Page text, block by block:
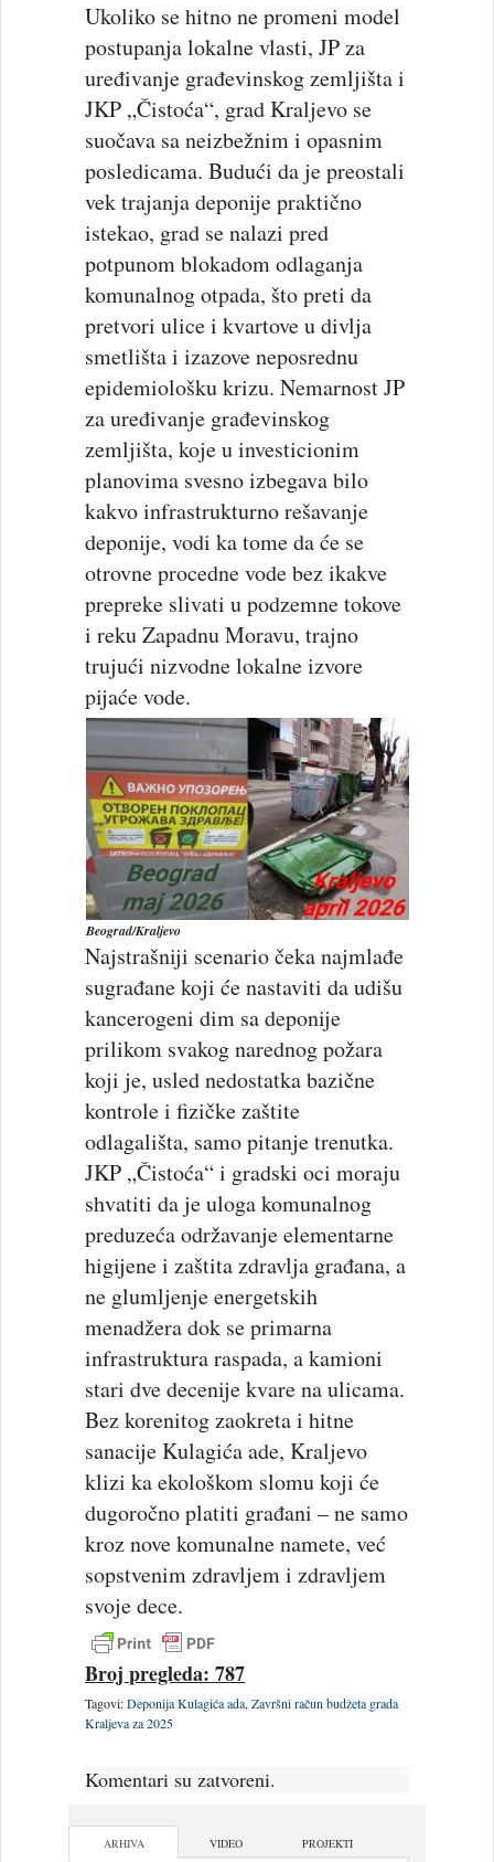
Ukoliko se hitno ne promeni model
postupanja lokalne vlasti, JP za
uređivanje građevinskog zemljišta i
JKP „Čistoća“, grad Kraljevo se
suočava sa neizbežnim i opasnim
posledicama. Budući da je preostali
vek trajanja deponije praktično
istekao, grad se nalazi pred
potpunom blokadom odlaganja
komunalnog otpada, što preti da
pretvori ulice i kvartove u divlja
smetlišta i izazove neposrednu
epidemiološku krizu. Nemarnost JP
za uređivanje građevinskog
zemljišta, koje u investicionim
planovima svesno izbegava bilo
kakvo infrastrukturno rešavanje
deponije, vodi ka tome da će se
otrovne procedne vode bez ikakve
prepreke slivati u podzemne tokove
i reku Zapadnu Moravu, trajno
trujući nizvodne lokalne izvore
pijaće vode.
Beograd/Kraljevo
Najstrašniji scenario čeka najmlađe
sugrađane koji će nastaviti da udišu
kancerogeni dim sa deponije
prilikom svakog narednog požara
koji je, usled nedostatka bazične
kontrole i fizičke zaštite
odlagališta, samo pitanje trenutka.
JKP „Čistoća“ i gradski oci moraju
shvatiti da je uloga komunalnog
preduzeća održavanje elementarne
higijene i zaštita zdravlja građana, a
ne glumljenje energetskih
menadžera dok se primarna
infrastruktura raspada, a kamioni
stari dve decenije kvare na ulicama.
Bez korenitog zaokreta i hitne
sanacije Kulagića ade, Kraljevo
klizi ka ekološkom slomu koji će
dugoročno platiti građani – ne samo
kroz nove komunalne namete, već
sopstvenim zdravljem i zdravljem
svoje dece.
Broj pregleda: 787
Tagovi:Deponija Kulagića ada,Završni račun budžeta grada
Kraljeva za 2025
Komentari su zatvoreni.
ARHIVA VIDEO PROJEKTI